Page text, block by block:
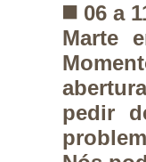
◼️ 06 a
Marte
pedir